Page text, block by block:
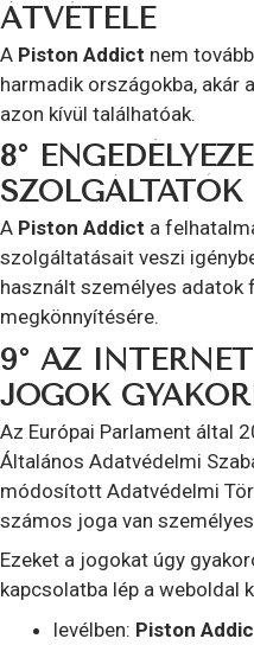
ÁTVÉTELE
A Piston Addict nem
harmadik országokba, akár
azon kívül találhatóak.
8°
SZOLGÁLTATÓK
A Piston Addict a
szolgáltatásait veszi
használt személyes adatok
megkönnyítésére.
9° AZ
JOGOK
Az Európai Parlament által
Általános Adatvédelmi
módosított Adatvédelmi
számos joga van
Ezeket a jogokat úgy
kapcsolatba lép a weboldal
levélben: Piston